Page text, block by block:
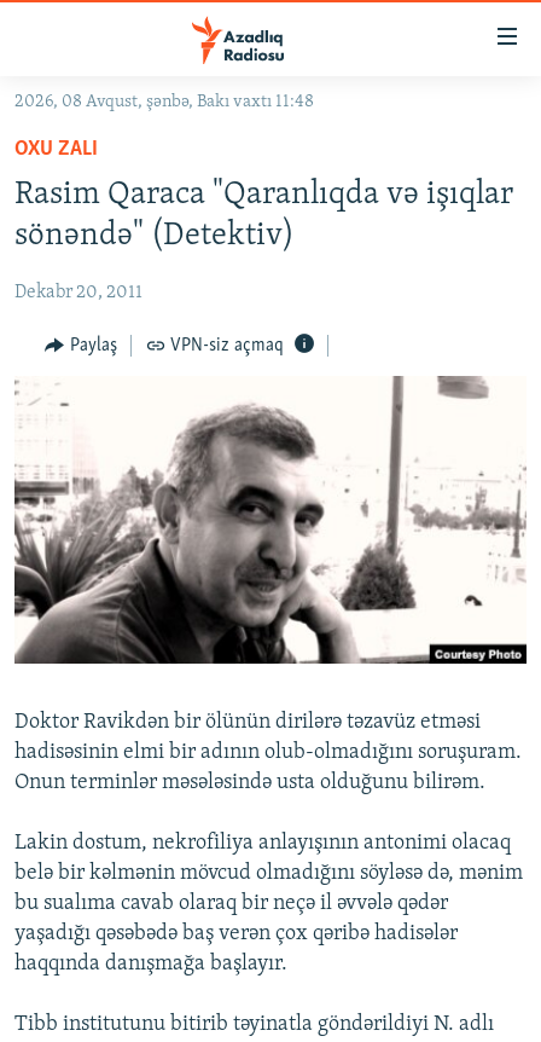
Əsas
qayıt
Əsas
naviqasiyaya
qayıt
Axtarışa
KORRUPSIOMETR
FƏRQƏ BAX
QANUNI DOĞRU
ARAŞDIRMA
VIDEO
FOTOQALEREYA
İNFOQRAFIKA
KARIKATURA
RADIO ARXIV
OXU ZALI
AZƏRBAYCAN ƏDƏBIYYATI KITABXANASI
İSLAM VƏ DEMOKRATIYA
İZ - MƏDƏNIYYƏT PROQRAMI
HAQQIMIZDA
MISSIYAMIZ
PEŞƏ ETIKASI VƏ JURNALISTIKA STANDARTLARIMIZ
MATERIALLARIMIZDAN ISTIFADƏ
BIZIMLƏ ƏLAQƏ
XƏBƏR BÜLLETENLƏRIMIZ
BIZI IZLƏ
2026, 08 Avqust, şənbə, Bakı vaxtı 11:48
OXU ZALI
Rasim Qaraca "Qaranlıqda və işıqlar
sönəndə" (Detektiv)
Dekabr 20, 2011
Paylaş VPN-siz açmaq
Doktor Ravikdən bir ölünün dirilərə təzavüz etməsi
hadisəsinin elmi bir adının olub-olmadığını soruşuram.
Onun terminlər məsələsində usta olduğunu bilirəm.
Lakin dostum, nekrofiliya anlayışının antonimi olacaq
belə bir kəlmənin mövcud olmadığını söyləsə də, mənim
bu sualıma cavab olaraq bir neçə il əvvələ qədər
yaşadığı qəsəbədə baş verən çox qəribə hadisələr
haqqında danışmağa başlayır.
Tibb institutunu bitirib təyinatla göndərildiyi N. adlı